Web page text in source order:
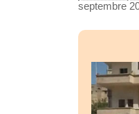
septembre